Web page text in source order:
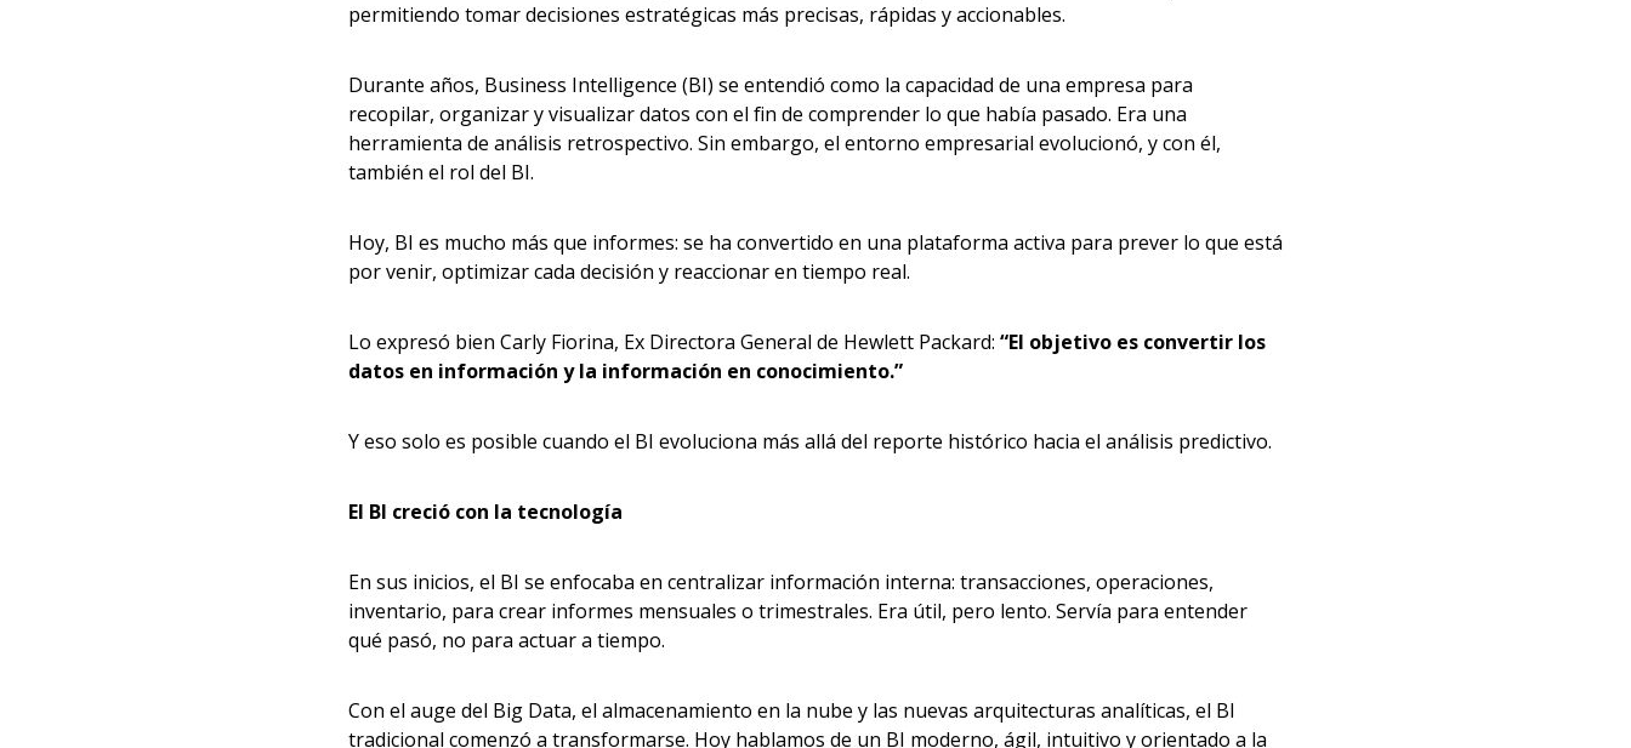
permitiendo tomar decisiones estratégicas más precisas, rápidas y accionables.
Durante años, Business Intelligence (BI) se entendió como la capacidad de una empresa para
recopilar, organizar y visualizar datos con el fin de comprender lo que había pasado. Era una
herramienta de análisis retrospectivo. Sin embargo, el entorno empresarial evolucionó, y con él,
también el rol del BI.
Hoy, BI es mucho más que informes: se ha convertido en una plataforma activa para prever lo que está
por venir, optimizar cada decisión y reaccionar en tiempo real.
Lo expresó bien Carly Fiorina, Ex Directora General de Hewlett Packard: “El objetivo es convertir los
datos en información y la información en conocimiento.”
Y eso solo es posible cuando el BI evoluciona más allá del reporte histórico hacia el análisis predictivo.
El BI creció con la tecnología
En sus inicios, el BI se enfocaba en centralizar información interna: transacciones, operaciones,
inventario, para crear informes mensuales o trimestrales. Era útil, pero lento. Servía para entender
qué pasó, no para actuar a tiempo.
Con el auge del Big Data, el almacenamiento en la nube y las nuevas arquitecturas analíticas, el BI
tradicional comenzó a transformarse. Hoy hablamos de un BI moderno, ágil, intuitivo y orientado a la